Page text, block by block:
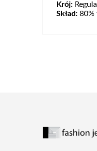
Krój:
Skład: 80%